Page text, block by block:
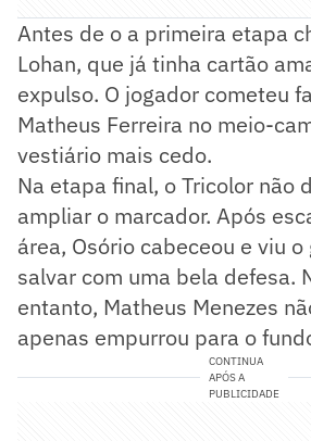
Antes de o a primeira etapa
Lohan, que já tinha cartão
expulso. O jogador cometeu
Matheus Ferreira no meio-
vestiário mais cedo.
Na etapa final, o Tricolor não
ampliar o marcador. Após
área, Osório cabeceou e viu
salvar com uma bela defesa.
entanto, Matheus Menezes
apenas empurrou para o
CONTINUA
APÓS A
PUBLICIDADE